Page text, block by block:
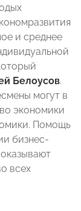
и среднее
Белоусов.
могут в
экономики
Помощь
бизнес-
всех